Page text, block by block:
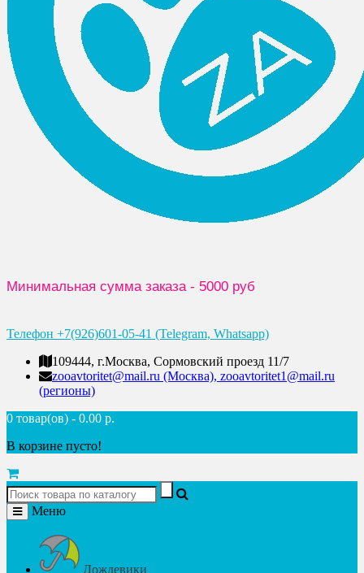
Минимальная сумма заказа - 5000 руб
Телефон +7(926)601-05-41 (Telegram, Whatsapp)
109444, г.Москва, Сормовский проезд 11/7
zooavtoritet@mail.ru (Москва), zooavtoritet1@mail.ru
(регионы)
0 товар(ов) - 0.00 р.
В корзине пусто!
Меню
Дождевики